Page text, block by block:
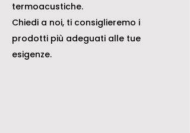
termoacustiche.
Chiedi a noi, ti consiglieremo i
prodotti più adeguati alle tue
esigenze.